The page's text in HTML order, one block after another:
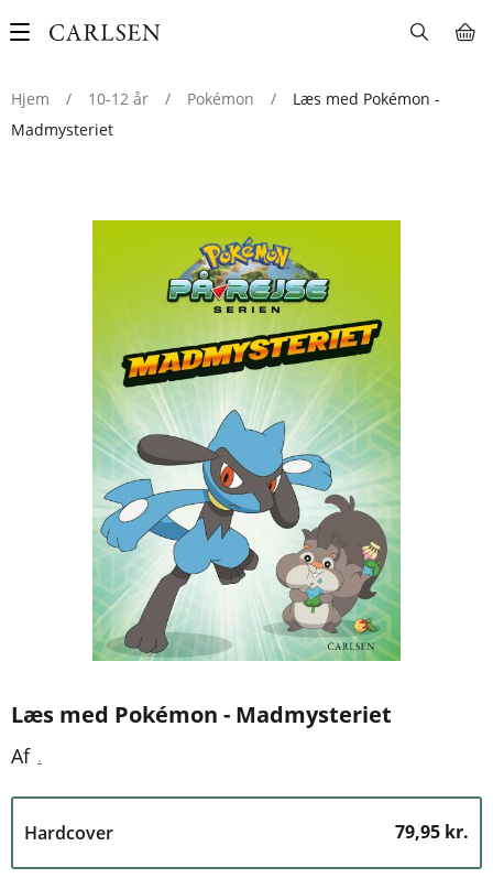
Main
Hjem
/ 10-12 år / Pokémon /
Læs med Pokémon -
Madmysteriet
Læs med Pokémon - Madmysteriet
Af .
Hardcover 79,95 kr.